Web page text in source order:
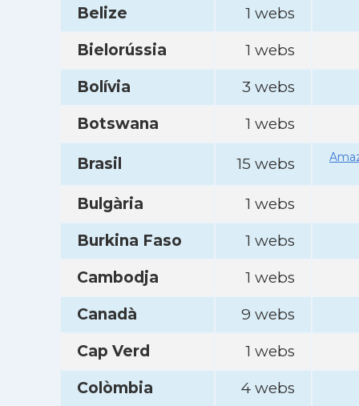
Belize
1 webs
Bielorússia
1 webs
Bolívia
3 webs
Botswana
1 webs
Brasil 15 webs
Bulgària
1 webs
Burkina Faso
1 webs
Cambodja
1 webs
Canadà
9 webs
Cap Verd
1 webs
Colòmbia
4 webs